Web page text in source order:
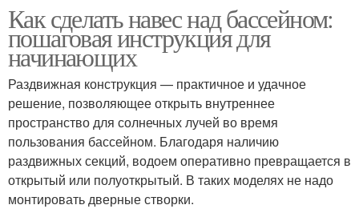
Как сделать навес над бассейном:
пошаговая инструкция для
начинающих
Раздвижная конструкция — практичное и удачное
решение, позволяющее открыть внутреннее
пространство для солнечных лучей во время
пользования бассейном. Благодаря наличию
раздвижных секций, водоем оперативно превращается в
открытый или полуоткрытый. В таких моделях не надо
монтировать дверные створки.